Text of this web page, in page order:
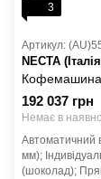
3
Артикул:
NECTA
Кофемашина
192 037 грн
Немає в
Автоматичний
мм);
(шоколад);